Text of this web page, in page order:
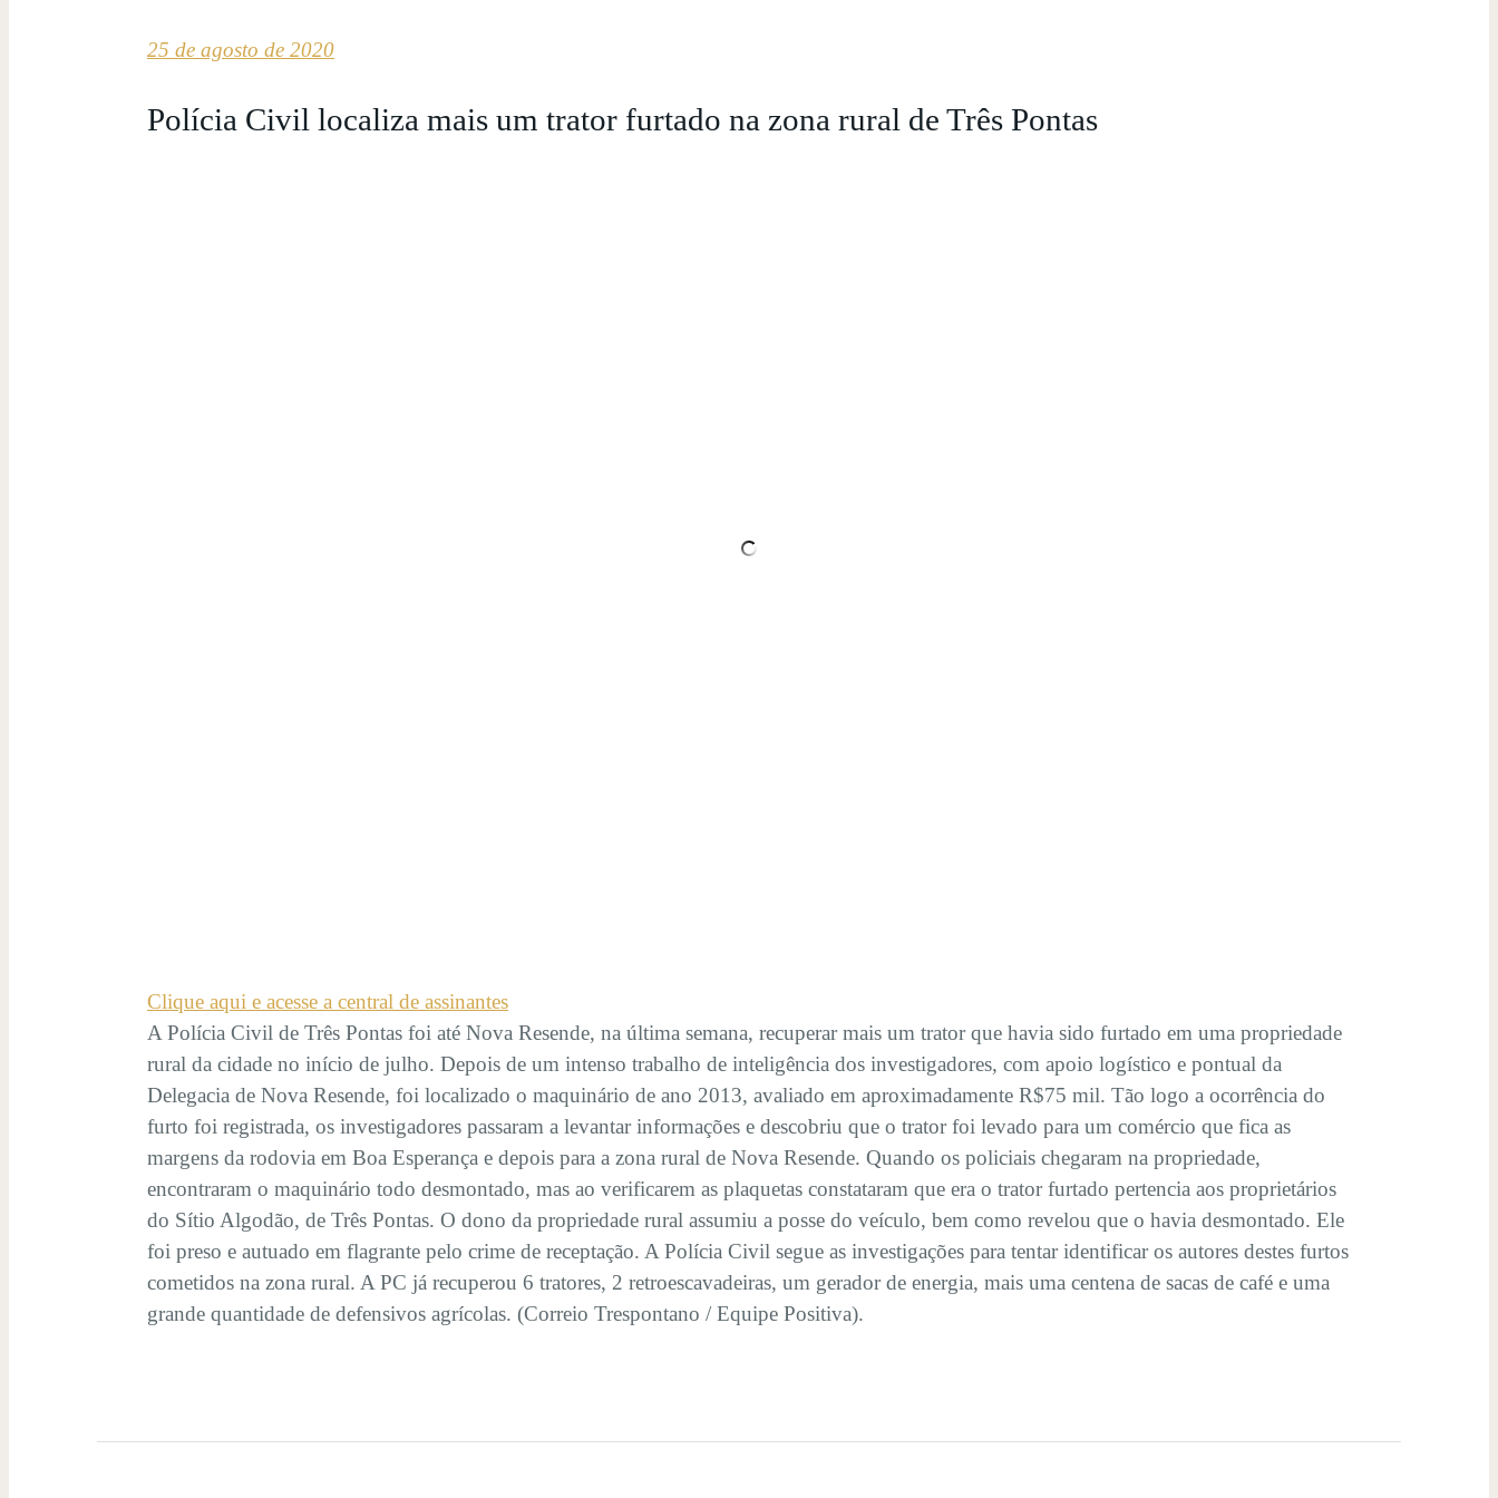
25 de agosto de 2020
Polícia Civil localiza mais um trator furtado na zona rural de Três Pontas
Clique aqui e acesse a central de assinantes
A Polícia Civil de Três Pontas foi até Nova Resende, na última semana, recuperar mais um trator que havia sido furtado em uma propriedade
rural da cidade no início de julho. Depois de um intenso trabalho de inteligência dos investigadores, com apoio logístico e pontual da
Delegacia de Nova Resende, foi localizado o maquinário de ano 2013, avaliado em aproximadamente R$75 mil. Tão logo a ocorrência do
furto foi registrada, os investigadores passaram a levantar informações e descobriu que o trator foi levado para um comércio que fica as
margens da rodovia em Boa Esperança e depois para a zona rural de Nova Resende. Quando os policiais chegaram na propriedade,
encontraram o maquinário todo desmontado, mas ao verificarem as plaquetas constataram que era o trator furtado pertencia aos proprietários
do Sítio Algodão, de Três Pontas. O dono da propriedade rural assumiu a posse do veículo, bem como revelou que o havia desmontado. Ele
foi preso e autuado em flagrante pelo crime de receptação. A Polícia Civil segue as investigações para tentar identificar os autores destes furtos
cometidos na zona rural. A PC já recuperou 6 tratores, 2 retroescavadeiras, um gerador de energia, mais uma centena de sacas de café e uma
grande quantidade de defensivos agrícolas. (Correio Trespontano / Equipe Positiva).